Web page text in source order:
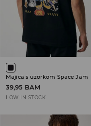
Majica s uzorkom Space Jam
39,95 BAM
LOW IN STOCK